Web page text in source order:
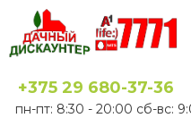
+375 29 680-37-36
пн-пт: 8:30 - 20:00 сб-вс: